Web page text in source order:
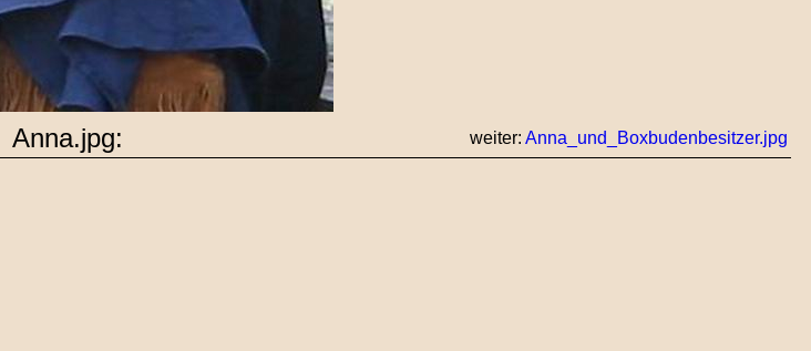
Anna.jpg: weiter: Anna_und_Boxbudenbesitzer.jpg